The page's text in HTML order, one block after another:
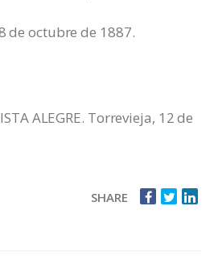
de octubre de 1887.
ALEGRE. Torrevieja, 12 de
SHARE